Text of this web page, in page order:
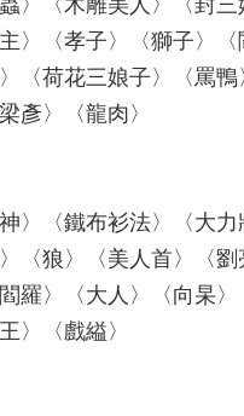
〈孝子〉〈獅子〉〈
〈荷花三娘子〉〈罵
彥〉〈龍肉〉
〉〈鐵布衫法〉〈大力
〈狼〉〈美人首〉〈劉
羅〉〈大人〉〈向杲〉
〉〈戲縊〉